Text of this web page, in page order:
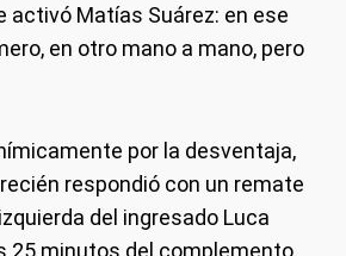
activó Matías Suárez: en ese
en otro mano a mano, pero
por la desventaja,
respondió con un remate
del ingresado Luca
25 minutos del complemento.